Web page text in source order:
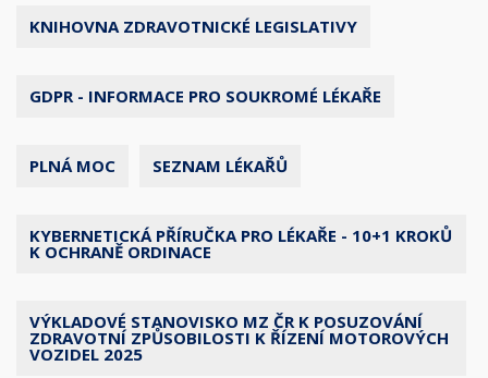
KNIHOVNA ZDRAVOTNICKÉ LEGISLATIVY
GDPR - INFORMACE PRO SOUKROMÉ LÉKAŘE
PLNÁ MOC SEZNAM LÉKAŘŮ
KYBERNETICKÁ PŘÍRUČKA PRO LÉKAŘE - 10+1 KROKŮ
K OCHRANĚ ORDINACE
VÝKLADOVÉ STANOVISKO MZ ČR K POSUZOVÁNÍ
ZDRAVOTNÍ ZPŮSOBILOSTI K ŘÍZENÍ MOTOROVÝCH
VOZIDEL 2025